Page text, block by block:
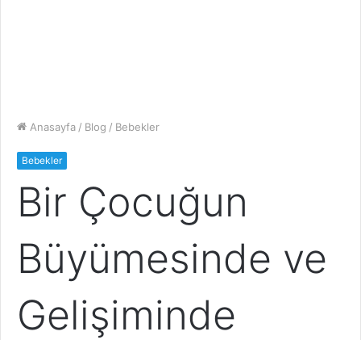
Anasayfa / Blog / Bebekler
Bebekler
Bir Çocuğun
Büyümesinde ve
Gelişiminde